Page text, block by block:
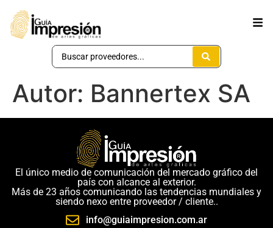
Autor: Bannertex SA
El único medio de comunicación del mercado gráfico del
país con alcance al exterior.
Más de 23 años comunicando las tendencias mundiales y
siendo nexo entre proveedor / cliente..
info@guiaimpresion.com.ar